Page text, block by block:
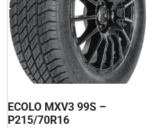
ECOLO MXV3 99S –
P215/70R16